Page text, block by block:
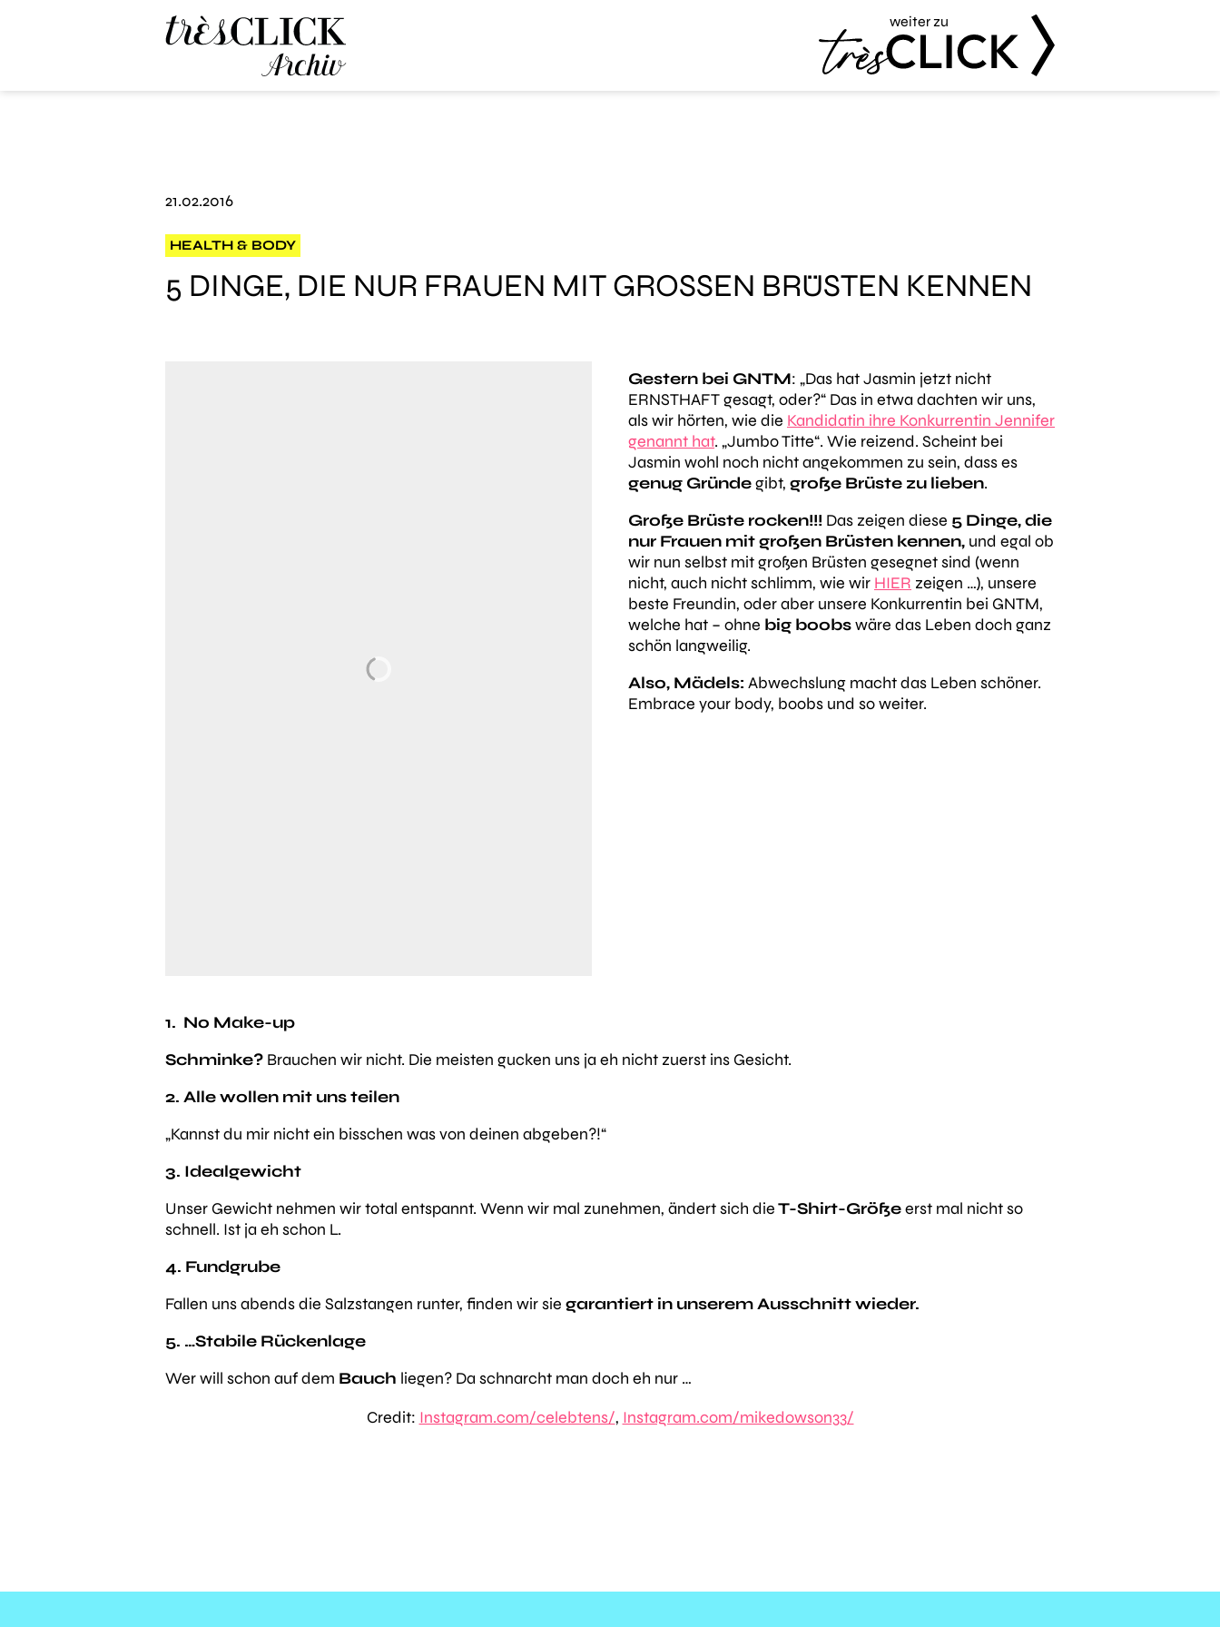
weiter zu
21.02.2016
HEALTH & BODY
5 DINGE, DIE NUR FRAUEN MIT GROSSEN BRÜSTEN KENNEN
Gestern bei GNTM: „Das hat Jasmin jetzt nicht
ERNSTHAFT gesagt, oder?“ Das in etwa dachten wir uns,
als wir hörten, wie die Kandidatin ihre Konkurrentin Jennifer
genannt hat. „Jumbo Titte“. Wie reizend. Scheint bei
Jasmin wohl noch nicht angekommen zu sein, dass es
genug Gründegibt, große Brüste zu lieben.
Große Brüste rocken!!! Das zeigen diese 5 Dinge, die
nur Frauen mit großen Brüsten kennen, und egal ob
wir nun selbst mit großen Brüsten gesegnet sind (wenn
nicht, auch nicht schlimm, wie wir HIER zeigen …), unsere
beste Freundin, oder aber unsere Konkurrentin bei GNTM,
welche hat – ohne big boobswäre das Leben doch ganz
schön langweilig.
Also, Mädels: Abwechslung macht das Leben schöner.
Embrace your body, boobs und so weiter.
1. No Make-up
Schminke? Brauchen wir nicht. Die meisten gucken uns ja eh nicht zuerst ins Gesicht.
2. Alle wollen mit uns teilen
„Kannst du mir nicht ein bisschen was von deinen abgeben?!“
3. Idealgewicht
Unser Gewicht nehmen wir total entspannt. Wenn wir mal zunehmen, ändert sich dieT-Shirt-Größeerst mal nicht so
schnell. Ist ja eh schon L.
4. Fundgrube
Fallen uns abends die Salzstangen runter, finden wir sie garantiert in unserem Ausschnitt wieder.
5. …Stabile Rückenlage
Wer will schon auf dem Bauch liegen? Da schnarcht man doch eh nur …
Credit: Instagram.com/celebtens/, Instagram.com/mikedowson33/